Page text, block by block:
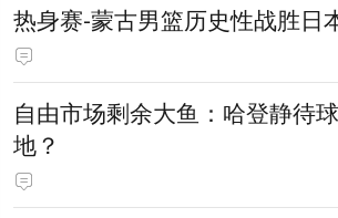
热身赛-蒙古男篮历史性战胜
自由市场剩余大鱼：哈登静待
地？